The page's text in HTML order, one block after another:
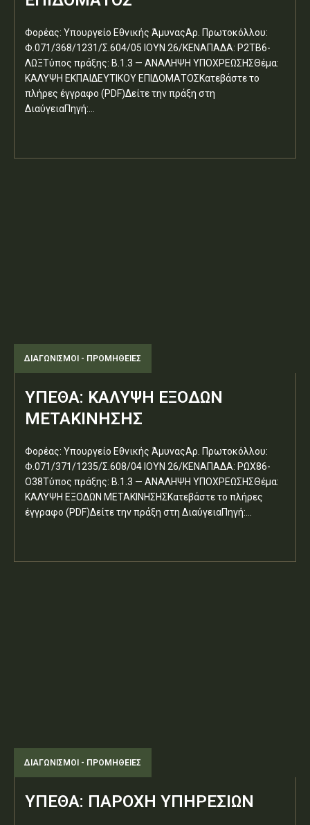
Φορέας: Υπουργείο Εθνικής ΆμυναςΑρ. Πρωτοκόλλου:
Φ.071/368/1231/Σ.604/05 ΙΟΥΝ 26/ΚΕΝΑΠΑΔΑ: Ρ2ΤΒ6-
ΛΩΞΤύπος πράξης: Β.1.3 — ΑΝΑΛΗΨΗ ΥΠΟΧΡΕΩΣΗΣΘέμα:
ΚΑΛΥΨΗ ΕΚΠΑΙΔΕΥΤΙΚΟΥ ΕΠΙΔΟΜΑΤΟΣΚατεβάστε το
πλήρες έγγραφο (PDF)Δείτε την πράξη στη
ΔιαύγειαΠηγή:...
ΔΙΑΓΩΝΙΣΜΟΊ - ΠΡΟΜΉΘΕΙΕΣ
ΥΠΕΘΑ: ΚΑΛΥΨΗ ΕΞΟΔΩΝ
ΜΕΤΑΚΙΝΗΣΗΣ
Φορέας: Υπουργείο Εθνικής ΆμυναςΑρ. Πρωτοκόλλου:
Φ.071/371/1235/Σ.608/04 ΙΟΥΝ 26/ΚΕΝΑΠΑΔΑ: ΡΩΧ86-
Ο38Τύπος πράξης: Β.1.3 — ΑΝΑΛΗΨΗ ΥΠΟΧΡΕΩΣΗΣΘέμα:
ΚΑΛΥΨΗ ΕΞΟΔΩΝ ΜΕΤΑΚΙΝΗΣΗΣΚατεβάστε το πλήρες
έγγραφο (PDF)Δείτε την πράξη στη ΔιαύγειαΠηγή:...
ΔΙΑΓΩΝΙΣΜΟΊ - ΠΡΟΜΉΘΕΙΕΣ
ΥΠΕΘΑ: ΠΑΡΟΧΗ ΥΠΗΡΕΣΙΩΝ